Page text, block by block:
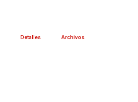
Detalles Archivos